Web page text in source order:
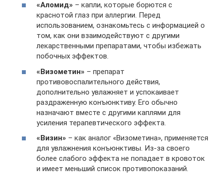
«Аломид» – капли, которые борются с
краснотой глаз при аллергии. Перед
использованием, ознакомьтесь с информацией о
том, как они взаимодействуют с другими
лекарственными препаратами, чтобы избежать
побочных эффектов.
«Визометин» – препарат
противовоспалительного действия,
дополнительно увлажняет и успокаивает
раздраженную конъюнктиву. Его обычно
назначают вместе с другими каплями для
усиления терапевтического эффекта.
«Визин» – как аналог «Визометина», применяется
для увлажнения конъюнктивы. Из-за своего
более слабого эффекта не попадает в кровоток
и имеет меньший список противопоказаний.